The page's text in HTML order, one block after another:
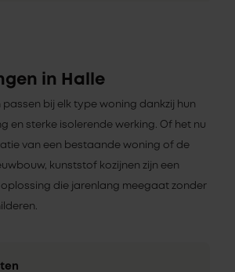
in Halle
passen bij elk type woning dankzij hun
en sterke isolerende werking. Of het nu
van een bestaande woning of de
kunststof kozijnen zijn een
die jarenlang meegaat zonder